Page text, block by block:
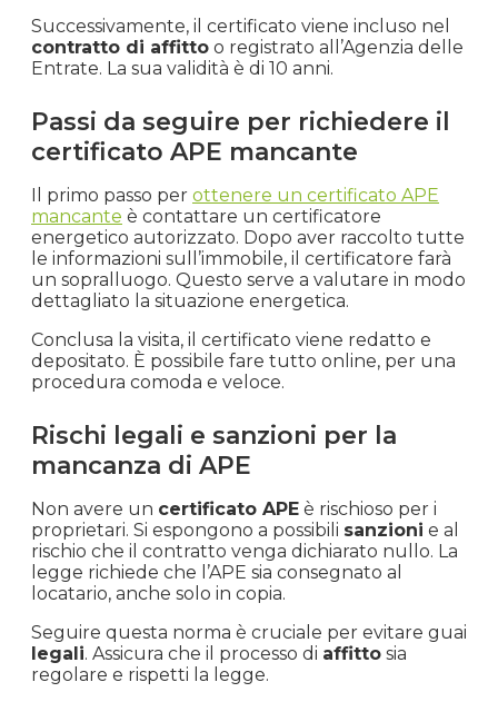
Successivamente, il certificato viene incluso nel
contratto di affitto o registrato all’Agenzia delle
Entrate. La sua validità è di 10 anni.
Passi da seguire per richiedere il
certificato APE mancante
Il primo passo per ottenere un certificato APE
mancante è contattare un certificatore
energetico autorizzato. Dopo aver raccolto tutte
le informazioni sull’immobile, il certificatore farà
un sopralluogo. Questo serve a valutare in modo
dettagliato la situazione energetica.
Conclusa la visita, il certificato viene redatto e
depositato. È possibile fare tutto online, per una
procedura comoda e veloce.
Rischi legali e sanzioni per la
mancanza di APE
Non avere un certificato APE è rischioso per i
proprietari. Si espongono a possibili sanzioni e al
rischio che il contratto venga dichiarato nullo. La
legge richiede che l’APE sia consegnato al
locatario, anche solo in copia.
Seguire questa norma è cruciale per evitare guai
legali. Assicura che il processo di affitto sia
regolare e rispetti la legge.